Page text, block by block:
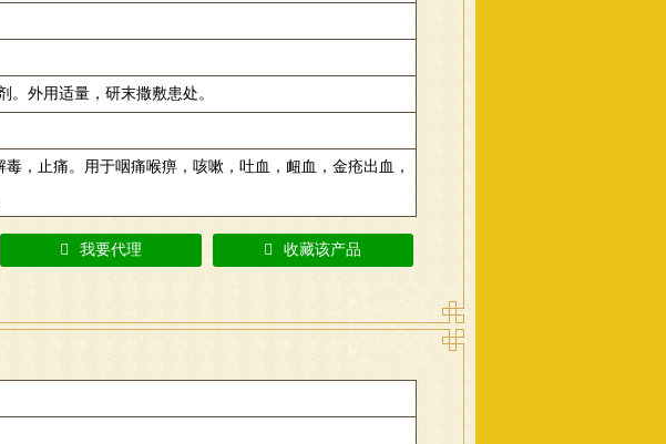
。外用适量，研末撒敷患处。
，止痛。用于咽痛喉痹，咳嗽，吐血，衄血，金疮出血，
我要代理 收藏该产品